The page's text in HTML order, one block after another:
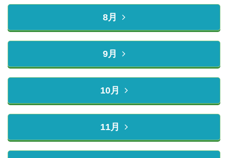
8月
9月
10月
11月